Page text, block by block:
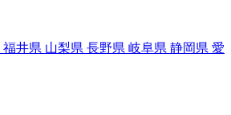
福井県 山梨県 長野県 岐阜県 静岡県 愛